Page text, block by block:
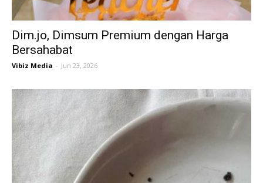
Dim.jo, Dimsum Premium dengan Harga
Bersahabat
Vibiz Media - Jun 23, 2026